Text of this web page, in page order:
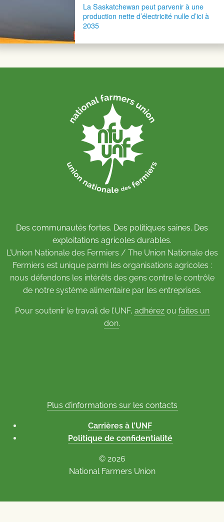
La Saskatchewan peut parvenir à une
production nette d’électricité nulle d’ici à
2035
Des communautés fortes. Des politiques saines. Des
exploitations agricoles durables.
L’Union Nationale des Fermiers / The Union Nationale des
Fermiers est unique parmi les organisations agricoles :
nous défendons les intérêts des gens contre le contrôle
de notre système alimentaire par les entreprises.
Pour soutenir le travail de l’UNF, adhérezou faites un
don.
Plus d’informations sur les contacts
Carrières à l’UNF
Politique de confidentialité
© 2026
National Farmers Union